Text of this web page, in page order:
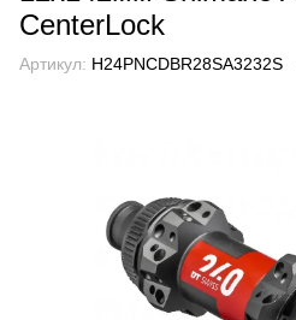
CenterLock
Артикул: H24PNCDBR28SA3232S